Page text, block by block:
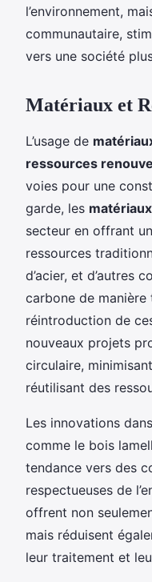
l’environnement,
communautaire,
vers une société
Matériaux et
L’usage de
ressources
voies pour une
garde, les
secteur en offrant
ressources
d’acier, et d’autres
carbone de
réintroduction de
nouveaux projets
circulaire,
réutilisant des
Les innovations
comme le bois
tendance vers des
respectueuses de
offrent non
mais réduisent
leur traitement et